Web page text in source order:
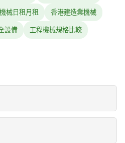
械日租月租 香港建造業機械
設備 工程機械規格比較